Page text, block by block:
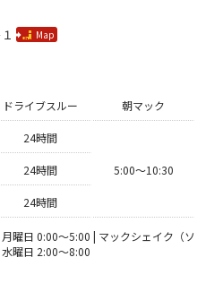
Map
ドライブスルー 朝マック
24時間
5:00〜10:30
24時間
24時間
曜日 0:00～5:00 | マックシェイク（ソ
曜日 2:00～8:00